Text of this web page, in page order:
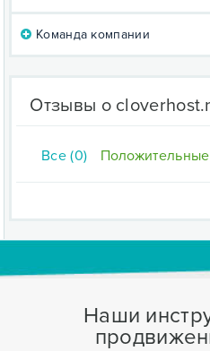
Команда компании
Отзывы о
Все (0)
Наши